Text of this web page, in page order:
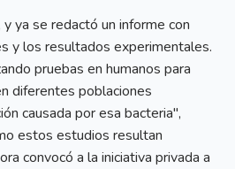
ya se redactó un informe con
y los resultados experimentales.
pruebas en humanos para
diferentes poblaciones
causada por esa bacteria",
estos estudios resultan
convocó a la iniciativa privada a